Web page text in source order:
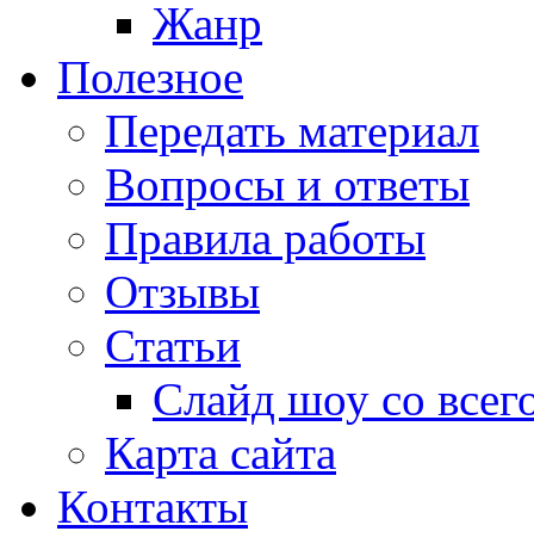
Жанр
Полезное
Передать материал
Вопросы и ответы
Правила работы
Отзывы
Статьи
Слайд шоу со
Карта сайта
Контакты